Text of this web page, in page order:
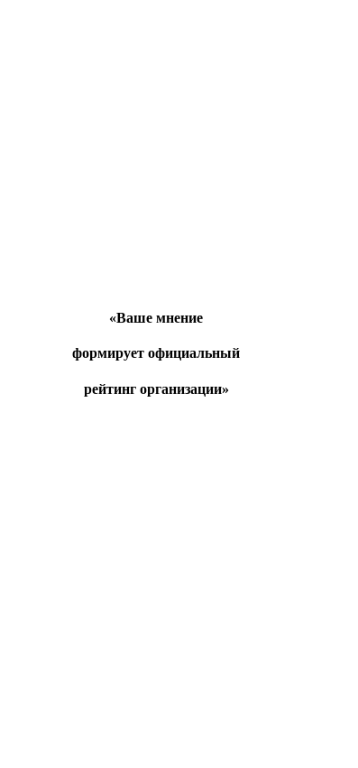
«Ваше мнение
формирует официальный
рейтинг организации»